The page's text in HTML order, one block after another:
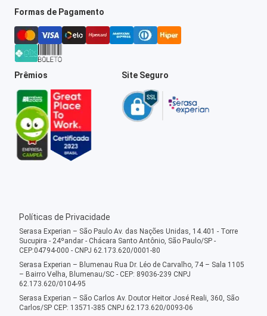
Formas de Pagamento
Prêmios Site Seguro
Políticas de Privacidade
Serasa Experian – São Paulo Av. das Nações Unidas, 14.401 - Torre
Sucupira - 24ºandar - Chácara Santo Antônio, São Paulo/SP -
CEP:04794-000 - CNPJ 62.173.620/0001-80
Serasa Experian – Blumenau Rua Dr. Léo de Carvalho, 74 – Sala 1105
– Bairro Velha, Blumenau/SC - CEP: 89036-239 CNPJ
62.173.620/0104-95
Serasa Experian – São Carlos Av. Doutor Heitor José Reali, 360, São
Carlos/SP CEP: 13571-385 CNPJ 62.173.620/0093-06